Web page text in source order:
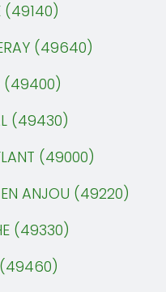
(49640)
(49400)
(49430)
(49000)
ANJOU (49220)
(49330)